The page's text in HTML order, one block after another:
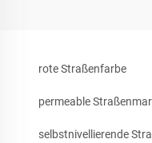
rote Straßenfarbe
permeable
selbstnivellierende